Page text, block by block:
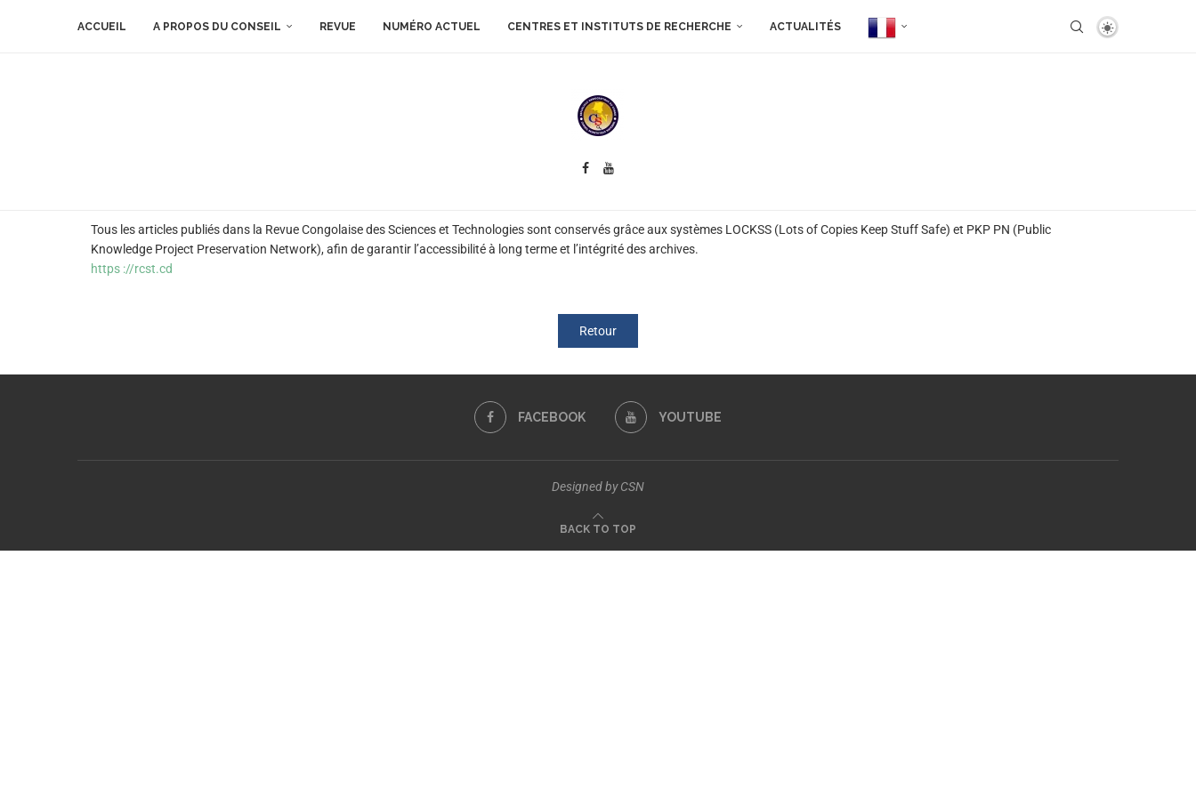
ACCUEIL A PROPOS DU CONSEIL REVUE NUMÉRO ACTUEL CENTRES ET INSTITUTS DE RECHERCHE ACTUALITÉS
Tous les articles publiés dans la Revue Congolaise des Sciences et Technologies sont conservés grâce aux systèmes LOCKSS (Lots of Copies Keep Stuff Safe) et PKP PN (Public
Knowledge Project Preservation Network), afin de garantir l’accessibilité à long terme et l’intégrité des archives.
https ://rcst.cd
Retour
FACEBOOK YOUTUBE
Designed by CSN
BACK TO TOP